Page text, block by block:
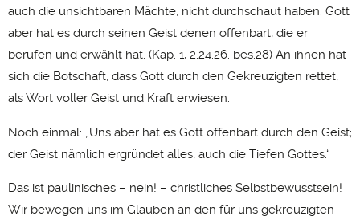
auch die unsichtbaren Mächte, nicht durchschaut haben. Gott
aber hat es durch seinen Geist denen offenbart, die er
berufen und erwählt hat. (Kap. 1, 2.24.26. bes.28) An ihnen hat
sich die Botschaft, dass Gott durch den Gekreuzigten rettet,
als Wort voller Geist und Kraft erwiesen.
Noch einmal: „Uns aber hat es Gott offenbart durch den Geist;
der Geist nämlich ergründet alles, auch die Tiefen Gottes.“
Das ist paulinisches – nein! – christliches Selbstbewusstsein!
Wir bewegen uns im Glauben an den für uns gekreuzigten